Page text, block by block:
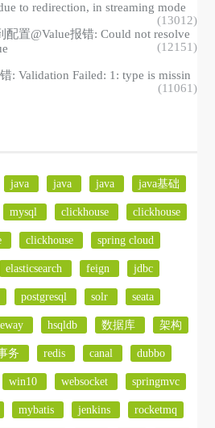
to redirection, in streaming mode
(13012)
置@Value报错: Could not resolve
(12151)
: Validation Failed: 1: type is missin
(11061)
java java java java基础
mysql clickhouse clickhouse
clickhouse spring cloud
elasticsearch feign jdbc
postgresql solr seata
hsqldb 数据库 架构
务 redis canal dubbo
win10 websocket springmvc
mybatis jenkins rocketmq